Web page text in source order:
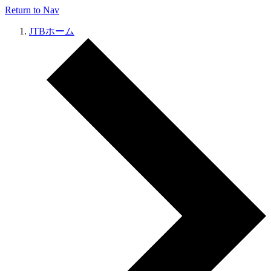
Return to Nav
JTBホーム